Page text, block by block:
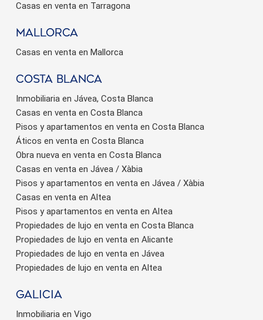
Casas en venta en Tarragona
Mallorca
Casas en venta en Mallorca
Costa Blanca
Inmobiliaria en Jávea, Costa Blanca
Casas en venta en Costa Blanca
Pisos y apartamentos en venta en Costa Blanca
Áticos en venta en Costa Blanca
Obra nueva en venta en Costa Blanca
Casas en venta en Jávea / Xàbia
Pisos y apartamentos en venta en Jávea / Xàbia
Casas en venta en Altea
Pisos y apartamentos en venta en Altea
Propiedades de lujo en venta en Costa Blanca
Propiedades de lujo en venta en Alicante
Propiedades de lujo en venta en Jávea
Propiedades de lujo en venta en Altea
Galicia
Inmobiliaria en Vigo